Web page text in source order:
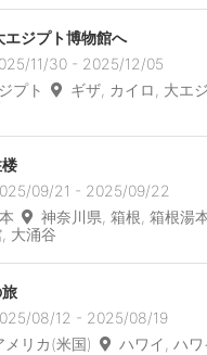
エジプト博物館へ
11/30 - 2025/12/05
プト
ギザ, カイロ, 大エ
09/21 - 2025/09/22
神奈川県, 箱根, 箱根湯
大涌谷
08/12 - 2025/08/19
メリカ(米国) ハワイ, ハワ